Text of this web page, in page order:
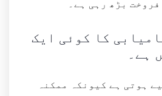
بڑھ رہی ہے۔
کا کوئی ایک
ہوتی ہے کیونکہ ممکنہ